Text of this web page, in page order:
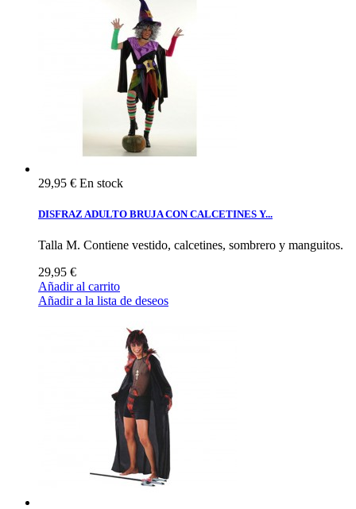
29,95 € En stock
DISFRAZ ADULTO BRUJA CON CALCETINES Y...
Talla M. Contiene vestido, calcetines, sombrero y manguitos.
29,95 €
Añadir al carrito
Añadir a la lista de deseos